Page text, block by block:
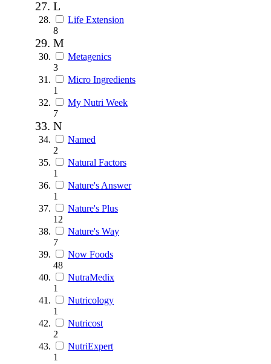
L
Life Extension
8
M
Metagenics
3
Micro Ingredients
1
My Nutri Week
7
N
Named
2
Natural Factors
1
Nature's Answer
1
Nature's Plus
12
Nature's Way
7
Now Foods
48
NutraMedix
1
Nutricology
1
Nutricost
2
NutriExpert
1